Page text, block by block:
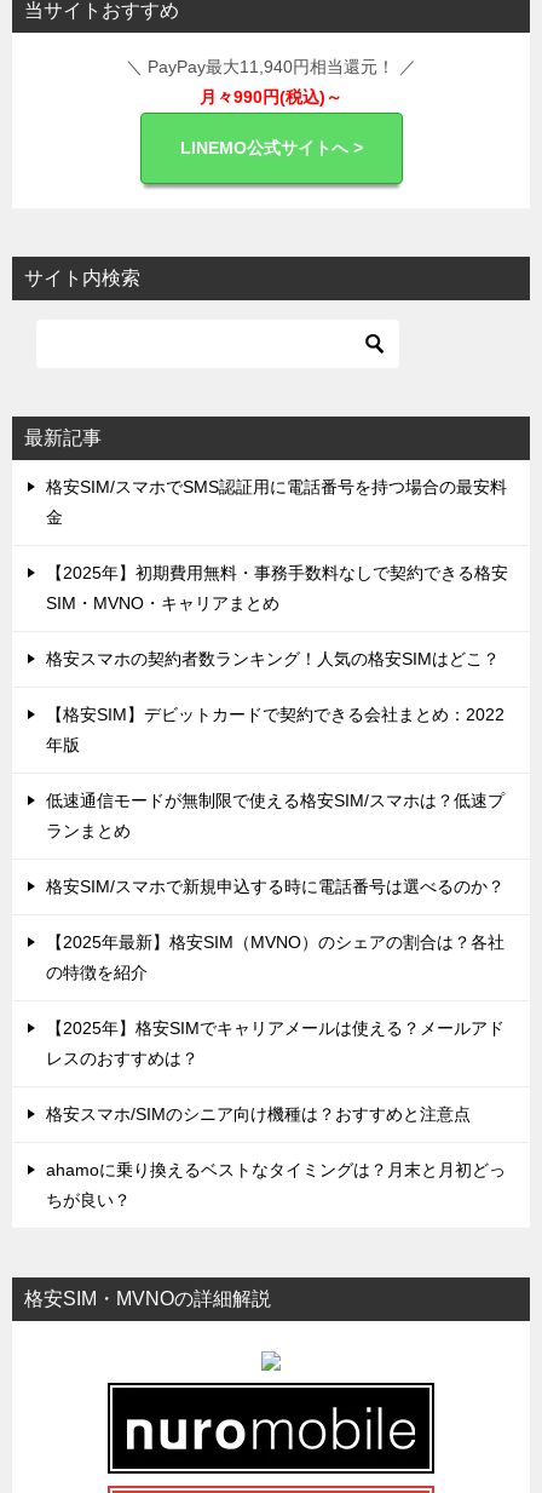
ゲ
当サイトおすすめ
＼ PayPay最大11,940円相当還元！ ／
月々990円(税込)～
LINEMO公式サイトへ >
サイト内検索
最新記事
格安SIM/スマホでSMS認証用に電話番号を持つ場合の最安料
金
【2025年】初期費用無料・事務手数料なしで契約できる格安
SIM・MVNO・キャリアまとめ
格安スマホの契約者数ランキング！人気の格安SIMはどこ？
【格安SIM】デビットカードで契約できる会社まとめ：2022
年版
低速通信モードが無制限で使える格安SIM/スマホは？低速プ
ランまとめ
格安SIM/スマホで新規申込する時に電話番号は選べるのか？
【2025年最新】格安SIM（MVNO）のシェアの割合は？各社
の特徴を紹介
【2025年】格安SIMでキャリアメールは使える？メールアド
レスのおすすめは？
格安スマホ/SIMのシニア向け機種は？おすすめと注意点
ahamoに乗り換えるベストなタイミングは？月末と月初どっ
ちが良い？
格安SIM・MVNOの詳細解説